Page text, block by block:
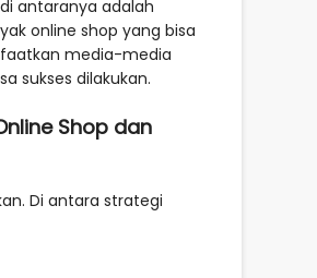
antaranya adalah
online shop yang bisa
media-media
sukses dilakukan.
Shop dan
Di antara strategi